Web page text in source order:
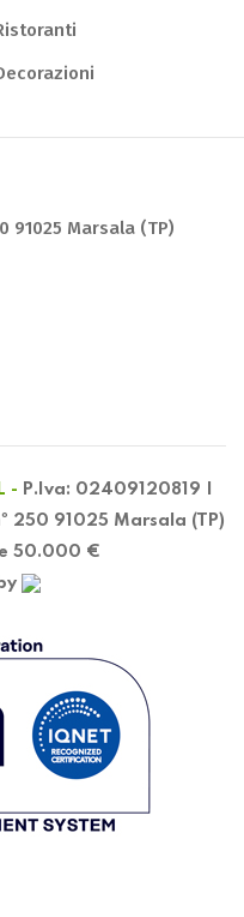
91025 Marsala (TP)
- P.Iva: 02409120819 |
250 91025 Marsala (TP)
50.000 €